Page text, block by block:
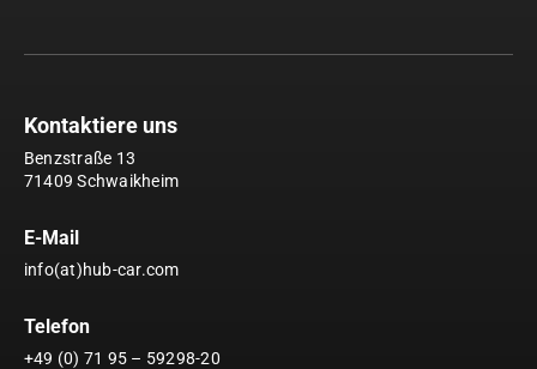
Kontaktiere uns
Benzstraße 13
71409 Schwaikheim
E-Mail
info(at)hub-car.com
Telefon
+49 (0) 71 95 – 59298-20